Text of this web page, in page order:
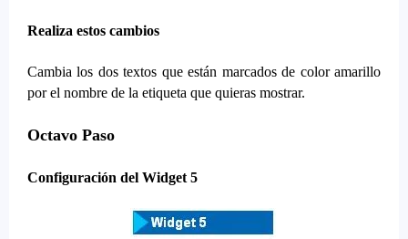
Realiza estos cambios
Cambia los dos textos que están marcados de color amarillo
por el nombre de la etiqueta que quieras mostrar.
Octavo Paso
Configuración del Widget 5